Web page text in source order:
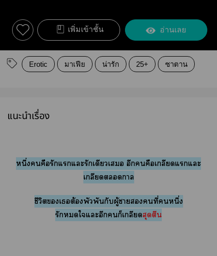
เพิ่มเข้าชั้น อ่านเลย
Erotic มาเฟีย น่ารัก 25+ ซาตาน
แนะนำเรื่อง
หนึ่งคือรักแแะรักเดียวเ อีกคือเกลียดแแะ
เกลียดา
ชีวิตเต้องพัวพันกับผู้าคนที่หนึ่ง
รักใแะอีกก็เกลียดสุดตีน